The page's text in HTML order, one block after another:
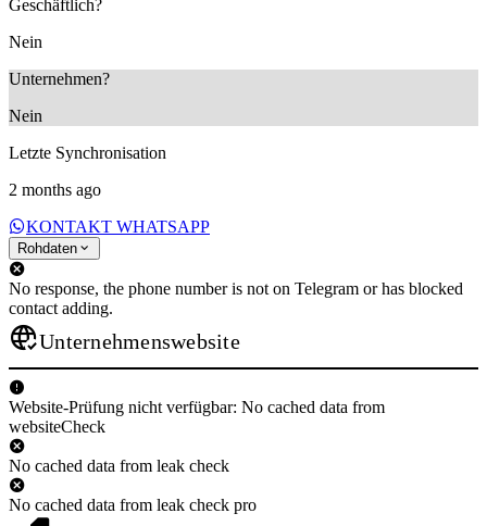
Geschäftlich?
Nein
Unternehmen?
Nein
Letzte Synchronisation
2 months ago
KONTAKT WHATSAPP
Rohdaten
No response, the phone number is not on Telegram or has blocked
contact adding.
Unternehmenswebsite
Website-Prüfung nicht verfügbar: No cached data from
websiteCheck
No cached data from leak check
No cached data from leak check pro